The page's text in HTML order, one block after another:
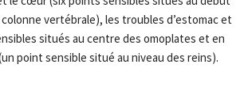
vertébrale), les troubles d’estomac et
situés au centre des omoplates et en
point sensible situé au niveau des reins).